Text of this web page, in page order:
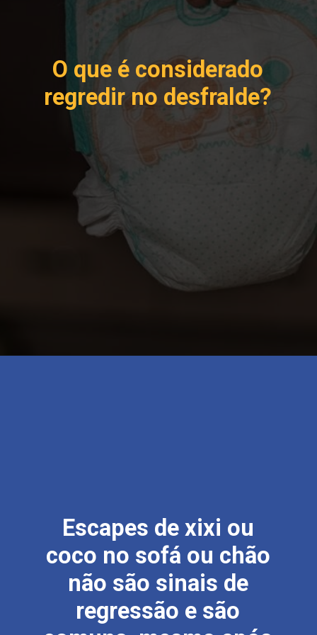
O que é considerado
regredir no desfralde?
Escapes de xixi ou
coco no sofá ou chão
não são sinais de
regressão e são